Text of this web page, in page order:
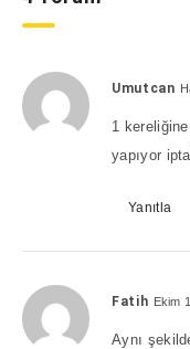
Umutcan
1
yapıyor
Yanıtla
Fatih Ekim
Aynı